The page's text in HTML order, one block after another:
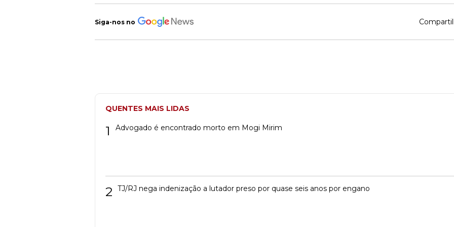
Siga-nos no
QUENTES MAIS LIDAS
1 Advogado é encontrado morto em Mogi Mirim
2 TJ/RJ nega indenização a lutador preso por quase seis anos por engano